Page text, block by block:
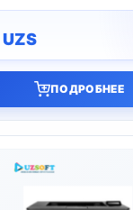
UZS
ПОДРОБНЕЕ